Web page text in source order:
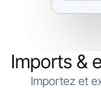
Imports &
Importez et